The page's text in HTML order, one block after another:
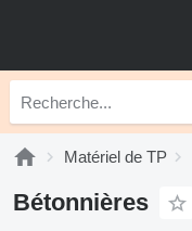
Matériel de TP
Bétonnières